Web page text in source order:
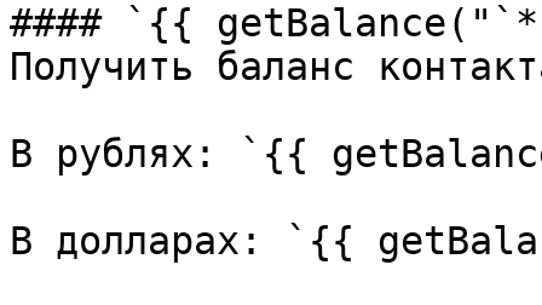
#### `{{
Получить баланс
В рублях: `{{
В долларах: `{{